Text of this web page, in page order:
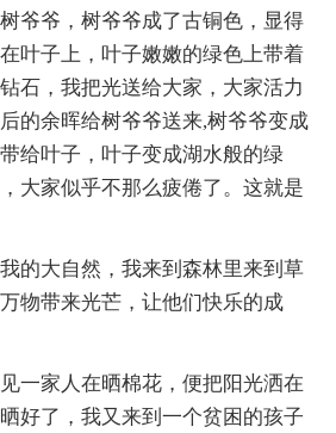
爷爷，树爷爷成了古铜色，显得
叶子上，叶子嫩嫩的绿色上带着
石，我把光送给大家，大家活力
的余晖给树爷爷送来,树爷爷变成
给叶子，叶子变成湖水般的绿
大家似乎不那么疲倦了。这就是
的大自然，我来到森林里来到草
物带来光芒，让他们快乐的成
一家人在晒棉花，便把阳光洒在
好了，我又来到一个贫困的孩子